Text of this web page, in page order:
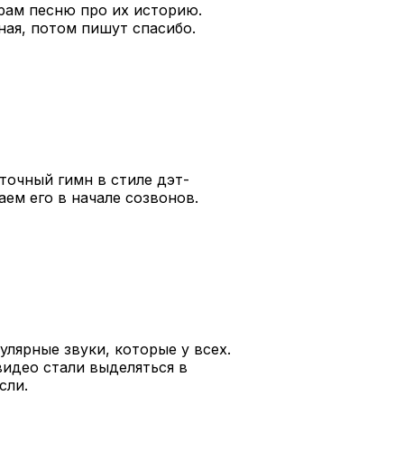
песню про их историю.
потом пишут спасибо.
гимн в стиле дэт-
его в начале созвонов.
звуки, которые у всех.
стали выделяться в